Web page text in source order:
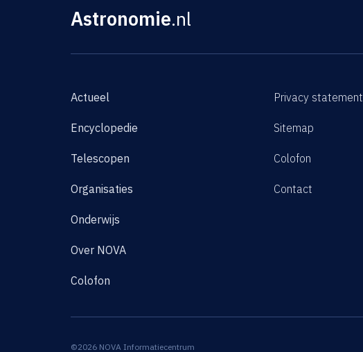
Astronomie.nl
Actueel
Encyclopedie
Telescopen
Organisaties
Onderwijs
Over NOVA
Colofon
Privacy statement
Sitemap
Colofon
Contact
©2026 NOVA Informatiecentrum